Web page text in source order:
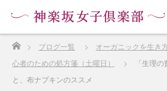
ブログ一覧
オーガニックを生き
心者のための処方箋（土曜日）
「生理
と、布ナプキンのススメ